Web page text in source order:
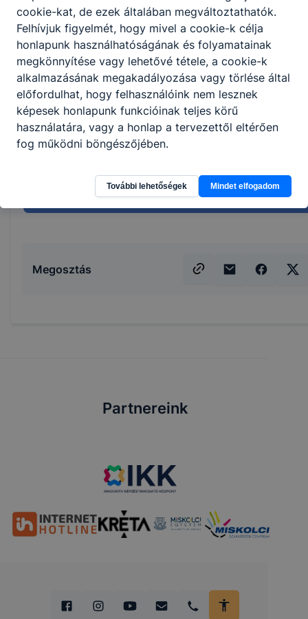
Képzési idő: 2 év
Munkarend: Nappali
Választható sportágak: labdarúgás, kézilabda,
röplabda és a küzdősportok.
Megosztás
Partnereink
cookie-kat, de ezek általában megváltoztathatók.
Felhívjuk figyelmét, hogy mivel a cookie-k célja
honlapunk használhatóságának és folyamatainak
megkönnyítése vagy lehetővé tétele, a cookie-k
alkalmazásának megakadályozása vagy törlése által
előfordulhat, hogy felhasználóink nem lesznek
képesek honlapunk funkcióinak teljes körű
használatára, vagy a honlap a tervezettől eltérően
fog működni böngészőjében.
További lehetőségek Mindet elfogadom